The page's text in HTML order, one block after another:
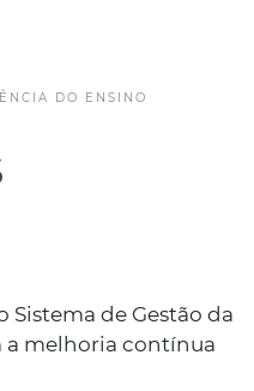
DO ENSINO
Sistema de Gestão da
melhoria contínua